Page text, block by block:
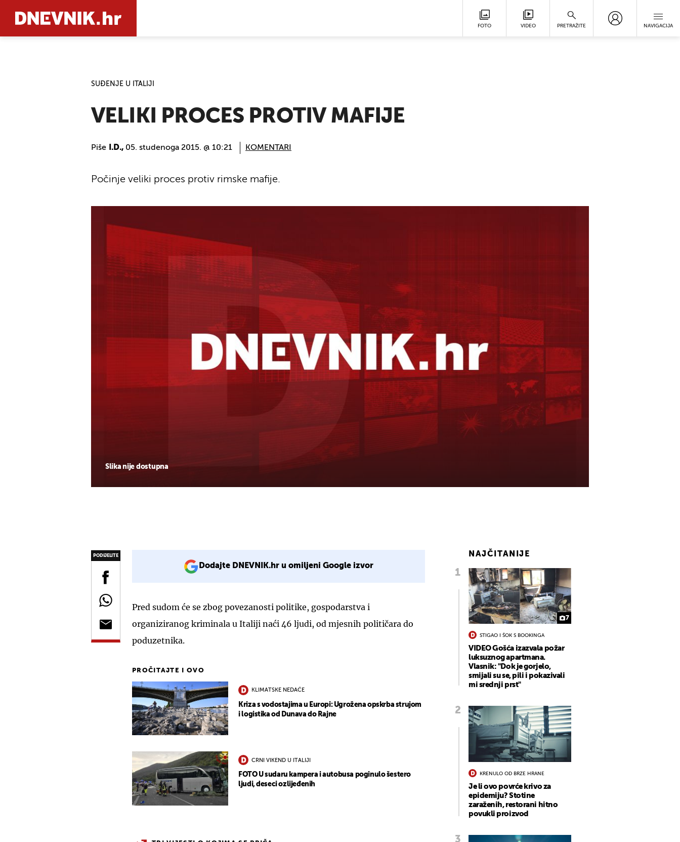
FOTO VIDEO PRETRAŽITE NAVIGACIJA
SUĐENJE U ITALIJI
VELIKI PROCES PROTIV MAFIJE
Piše I.D., 05. studenoga 2015. @ 10:21 KOMENTARI
Slika nije dostupna
Počinje veliki proces protiv rimske mafije.
PODIJELITE
Dodajte DNEVNIK.hr u omiljeni Google izvor
Pred sudom će se zbog povezanosti politike, gospodarstva i
organiziranog kriminala u Italiji naći 46 ljudi, od mjesnih političara do
poduzetnika.
PROČITAJTE I OVO
KLIMATSKE NEDAĆE
Kriza s vodostajima u Europi: Ugrožena opskrba strujom
i logistika od Dunava do Rajne
CRNI VIKEND U ITALIJI
FOTO U sudaru kampera i autobusa poginulo šestero
ljudi, deseci ozlijeđenih
NAJČITANIJE
7
STIGAO I ŠOK S BOOKINGA
VIDEO Gošća izazvala požar
luksuznog apartmana.
Vlasnik: "Dok je gorjelo,
smijali su se, pili i pokazivali
mi srednji prst"
KRENULO OD BRZE HRANE
Je li ovo povrće krivo za
epidemiju? Stotine
zaraženih, restorani hitno
povukli proizvod